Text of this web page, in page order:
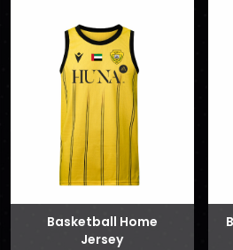
Basketball Home
Jersey